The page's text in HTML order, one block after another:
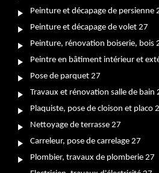
Peinture et décapage de persienne
Peinture et décapage de volet 27
Peinture, rénovation boiserie, bois
Peintre en bâtiment intérieur et
Pose de parquet 27
Travaux et rénovation salle de bain
Plaquiste, pose de cloison et placo
Nettoyage de terrasse 27
Carreleur, pose de carrelage 27
Plombier, travaux de plomberie 27